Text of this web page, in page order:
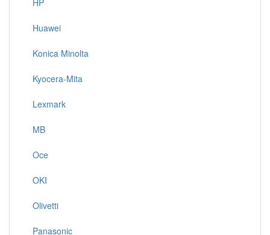
HP
Huawei
Konica Minolta
Kyocera-Mita
Lexmark
MB
Oce
OKI
Olivetti
Panasonic